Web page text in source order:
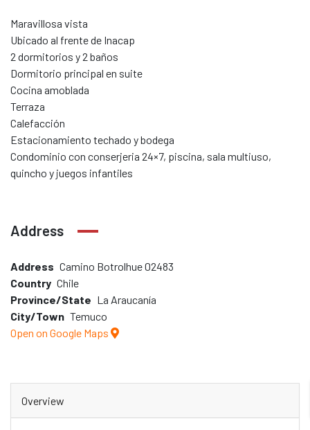
Maravillosa vista
Ubicado al frente de Inacap
2 dormitorios y 2 baños
Dormitorio principal en suite
Cocina amoblada
Terraza
Calefacción
Estacionamiento techado y bodega
Condominio con conserjeria 24×7, piscina, sala multiuso,
quincho y juegos infantiles
Address
Address Camino Botrolhue 02483
Country Chile
Province/State La Araucanía
City/Town Temuco
Open on Google Maps
Overview